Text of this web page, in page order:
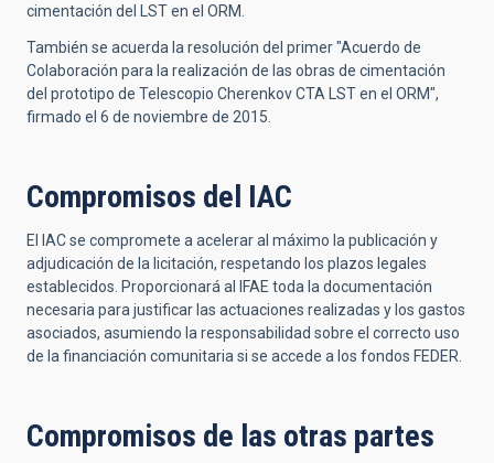
cimentación del LST en el ORM.
También se acuerda la resolución del primer "Acuerdo de
Colaboración para la realización de las obras de cimentación
del prototipo de Telescopio Cherenkov CTA LST en el ORM",
firmado el 6 de noviembre de 2015.
Compromisos del IAC
El IAC se compromete a acelerar al máximo la publicación y
adjudicación de la licitación, respetando los plazos legales
establecidos. Proporcionará al IFAE toda la documentación
necesaria para justificar las actuaciones realizadas y los gastos
asociados, asumiendo la responsabilidad sobre el correcto uso
de la financiación comunitaria si se accede a los fondos FEDER.
Compromisos de las otras partes